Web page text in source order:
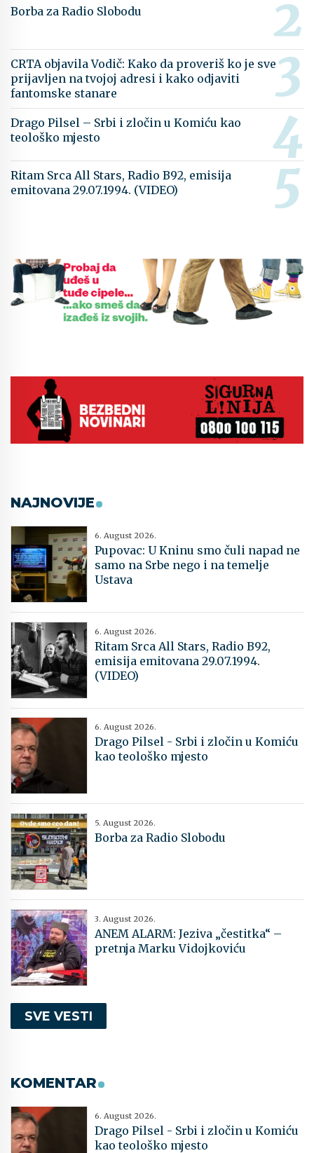
Borba za Radio Slobodu
CRTA objavila Vodič: Kako da proveriš ko je sve
prijavljen na tvojoj adresi i kako odjaviti
fantomske stanare
Drago Pilsel – Srbi i zločin u Komiću kao
teološko mjesto
Ritam Srca All Stars, Radio B92, emisija
emitovana 29.07.1994. (VIDEO)
NAJNOVIJE
6. August 2026.
Pupovac: U Kninu smo čuli napad ne
samo na Srbe nego i na temelje
Ustava
6. August 2026.
Ritam Srca All Stars, Radio B92,
emisija emitovana 29.07.1994.
(VIDEO)
6. August 2026.
Drago Pilsel - Srbi i zločin u Komiću
kao teološko mjesto
5. August 2026.
Borba za Radio Slobodu
3. August 2026.
ANEM ALARM: Jeziva „čestitka“ –
pretnja Marku Vidojkoviću
SVE VESTI
KOMENTAR
6. August 2026.
Drago Pilsel - Srbi i zločin u Komiću
kao teološko mjesto